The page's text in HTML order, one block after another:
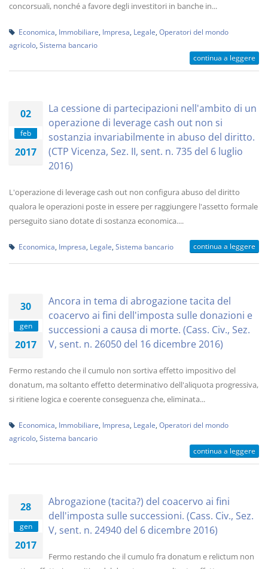
concorsuali, nonché a favore degli investitori in banche in...
Economica Immobiliare Impresa Legale Operatori del mondo
agricolo Sistema bancario
continua a leggere
02
feb
2017
La cessione di partecipazioni nell'ambito di un
operazione di leverage cash out non si
sostanzia invariabilmente in abuso del diritto.
(CTP Vicenza, Sez. II, sent. n. 735 del 6 luglio
2016)
L'operazione di leverage cash out non configura abuso del diritto
qualora le operazioni poste in essere per raggiungere l'assetto formale
perseguito siano dotate di sostanza economica....
Economica Impresa Legale Sistema bancario continua a leggere
30
gen
2017
Ancora in tema di abrogazione tacita del
coacervo ai fini dell'imposta sulle donazioni e
successioni a causa di morte. (Cass. Civ., Sez.
V, sent. n. 26050 del 16 dicembre 2016)
Fermo restando che il cumulo non sortiva effetto impositivo del
donatum, ma soltanto effetto determinativo dell'aliquota progressiva,
si ritiene logica e coerente conseguenza che, eliminata...
Economica Immobiliare Impresa Legale Operatori del mondo
agricolo Sistema bancario
continua a leggere
28
gen
2017
Abrogazione (tacita?) del coacervo ai fini
dell'imposta sulle successioni. (Cass. Civ., Sez.
V, sent. n. 24940 del 6 dicembre 2016)
Fermo restando che il cumulo fra donatum e relictum non